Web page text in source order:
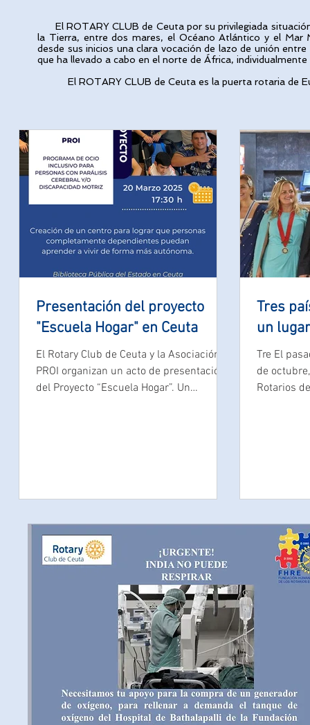
El ROTARY CLUB de Ceuta por su privilegiada
la Tierra, entre dos mares, el Océano Atlántico y el
desde sus inicios una clara vocación de lazo de unión
que ha llevado a cabo en el norte de África,
El ROTARY CLUB de Ceuta es la puerta rotaria de
Presentación del proyecto
"Escuela Hogar" en Ceuta
El Rotary Club de Ceuta y la Asociación
PROI organizan un acto de presentación
del Proyecto “Escuela Hogar”. Un
Tres
un
Tre El
de
Rotarios